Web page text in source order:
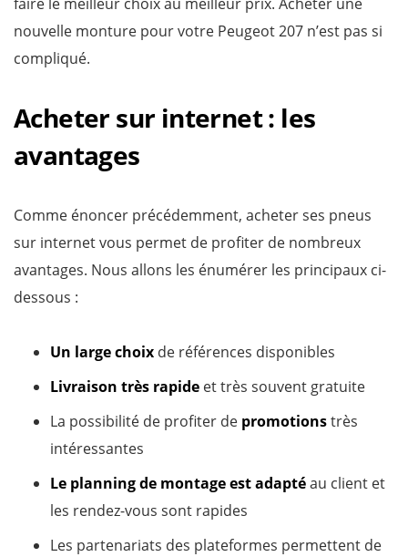
nouvelle monture pour votre Peugeot 207 n’est pas si
compliqué.
Acheter sur internet : les
avantages
Comme énoncer précédemment, acheter ses pneus
sur internet vous permet de profiter de nombreux
avantages. Nous allons les énumérer les principaux ci-
dessous :
Un large choix de références disponibles
Livraison très rapide et très souvent gratuite
La possibilité de profiter de promotionstrès
intéressantes
Le planning de montage est adaptéau client et
les rendez-vous sont rapides
Les partenariats des plateformes permettent de